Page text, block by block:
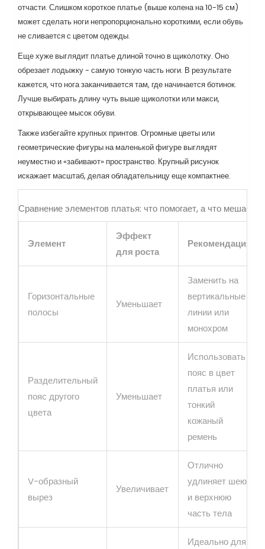
отчасти. Слишком короткое платье (выше колена на 10-15 см)
может сделать ноги непропорционально короткими, если обувь
не сливается с цветом одежды.
Еще хуже выглядит платье длиной точно в щиколотку. Оно
обрезает лодыжку - самую тонкую часть ноги. В результате
кажется, что нога заканчивается там, где начинается ботинок.
Лучше выбирать длину чуть выше щиколотки или макси,
открывающее мысок обуви.
Также избегайте крупных принтов. Огромные цветы или
геометрические фигуры на маленькой фигуре выглядят
неуместно и «забивают» пространство. Крупный рисунок
искажает масштаб, делая обладательницу еще компактнее.
Сравнение элементов платья: что помогает, а что мешает
Элемент
Эффект
для роста
Рекомендация
Горизонтальные
полосы
Уменьшает
Заменить на
вертикальные
линии или
монохром
Разделительный
пояс другого
цвета
Уменьшает
Использовать
пояс в цвет
платья или
тонкий
кожаный
ремень
V-образный
вырез
Увеличивает
Отлично
удлиняет шею
и верхнюю
часть тела
Идеально для